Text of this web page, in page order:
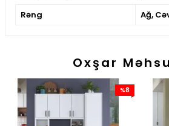
Rəng
Ağ,
Oxşar
%8